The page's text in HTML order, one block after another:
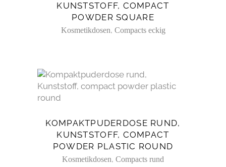
KUNSTSTOFF, COMPACT
POWDER SQUARE
Kosmetikdosen, Compacts eckig
KOMPAKTPUDERDOSE RUND,
KUNSTSTOFF, COMPACT
POWDER PLASTIC ROUND
Kosmetikdosen, Compacts rund